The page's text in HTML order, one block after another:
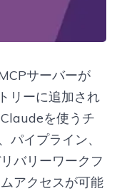
サーバーが
リーに追加され
を使うチ
パイプライン、
バリーワークフ
アクセスが可能